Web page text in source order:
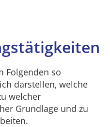
Folgenden so
darstellen, welche
welcher
Grundlage und zu